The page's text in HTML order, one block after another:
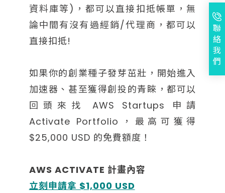
資料庫等)，都可以直接扣抵帳單，無
論中間有沒有過經銷/代理商，都可以
直接扣抵!
如果你的創業種子發芽茁壯，開始進入
加速器、甚至獲得創投的青睞，都可以
回頭來找 AWS Startups 申請
Activate Portfolio，最高可獲得
$25,000 USD 的免費額度！
AWS ACTIVATE 計畫內容
立刻申請拿 $1,000 USD
聯
絡
我
們